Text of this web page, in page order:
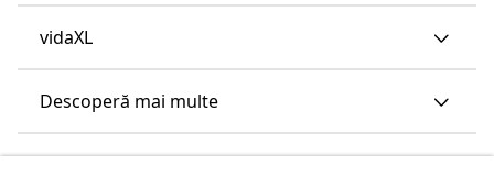
vidaXL
Descoperă mai multe